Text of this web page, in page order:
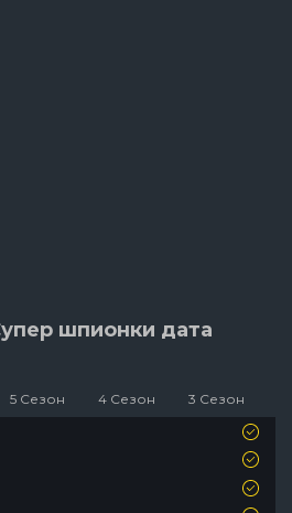
шпионки дата
5 Сезон 4 Сезон 3 Сезон